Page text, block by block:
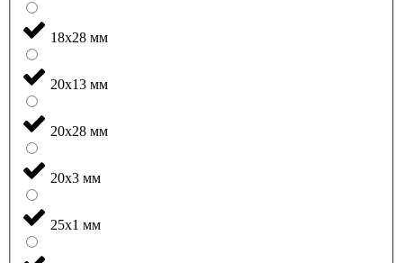
18x28 мм
20x13 мм
20x28 мм
20x3 мм
25x1 мм